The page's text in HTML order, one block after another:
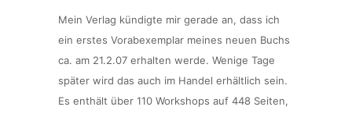
Mein Verlag kündigte mir gerade an, dass ich
ein erstes Vorabexemplar meines neuen Buchs
ca. am 21.2.07 erhalten werde. Wenige Tage
später wird das auch im Handel erhältlich sein.
Es enthält über 110 Workshops auf 448 Seiten,